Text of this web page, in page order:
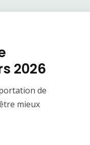
2026
de
mieux